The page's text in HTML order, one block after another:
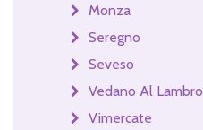
Monza
Seregno
Seveso
Vedano Al Lambro
Vimercate